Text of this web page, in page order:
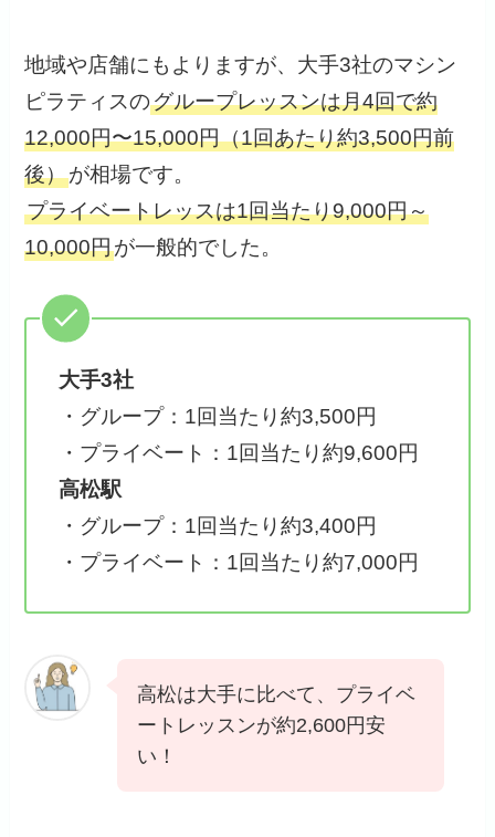
地域や店舗にもよりますが、大手3社のマシン
ピラティスのグループレッスンは月4回で約
12,000円〜15,000円（1回あたり約3,500円前
後）が相場です。
プライベートレッスは1回当たり9,000円～
10,000円が一般的でした。
大手3社
・グループ：1回当たり約3,500円
・プライベート：1回当たり約9,600円
高松駅
・グループ：1回当たり約3,400円
・プライベート：1回当たり約7,000円
高松は大手に比べて、プライベ
ートレッスンが約2,600円安
い！